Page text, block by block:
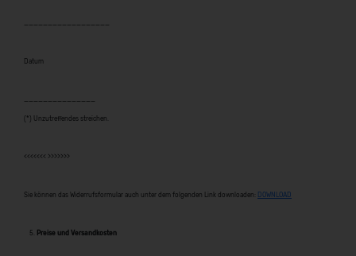
Datum
(*) Unzutreffendes streichen.
<<<<<<< >>>>>>>
Sie können das Widerrufsformular auch unter dem folgenden Link downloaden: DOWNLOAD
Preise und Versandkosten